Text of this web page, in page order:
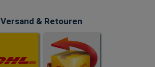
Versand & Retouren